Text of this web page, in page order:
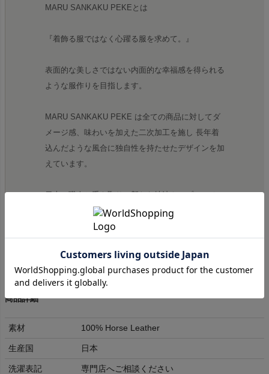
MARU SANKAKU PEKEとは
『着飾る服ではなく心躍る服を求めて。』
表面的な美しさではない内面的な幸福感を得られる
ような服作りを目指します。
MARU SANKAKU PEKE は全ての商品に対してダ
メージ感、味わいを加えた二次加工を施し 長年着
込んだような風合に独自性を持たせたデザインを加
えています。
日本の職人と手を取り、新たな技法やアプローチで
進化させた新しいモノ作りを提案していきます。
商品詳細
素材 100% Horse Leather
生産国 日本
洗濯表記 専門店へご相談ください